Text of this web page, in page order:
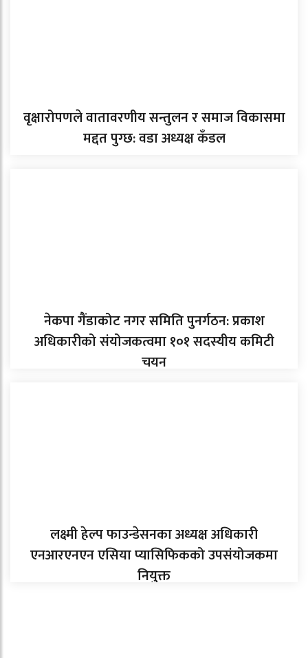
वृक्षारोपणले वातावरणीय सन्तुलन र समाज विकासमा
मद्दत पुग्छ: वडा अध्यक्ष कँडल
नेकपा गैंडाकोट नगर समिति पुनर्गठन: प्रकाश
अधिकारीको संयोजकत्वमा १०१ सदस्यीय कमिटी
चयन
लक्ष्मी हेल्प फाउन्डेसनका अध्यक्ष अधिकारी
एनआरएनएन एसिया प्यासिफिकको उपसंयोजकमा
नियुक्त